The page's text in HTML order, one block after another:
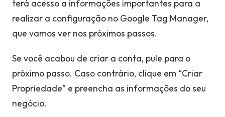
terá acesso a informações importantes para a
realizar a configuração no Google Tag Manager,
que vamos ver nos próximos passos.
Se você acabou de criar a conta, pule para o
próximo passo. Caso contrário, clique em “Criar
Propriedade” e preencha as informações do seu
negócio.